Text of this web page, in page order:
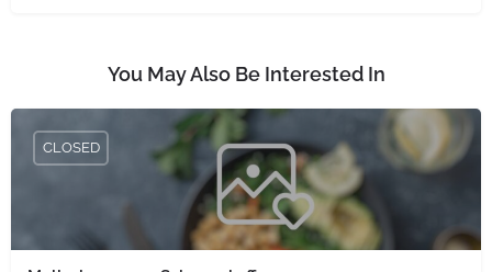
You May Also Be Interested In
CLOSED